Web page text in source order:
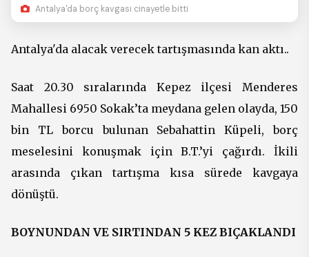
Antalya'da borç kavgası cinayetle bitti
Antalya'da alacak verecek tartışmasında kan aktı..
Saat 20.30 sıralarında Kepez ilçesi Menderes
Mahallesi 6950 Sokak’ta meydana gelen olayda, 150
bin TL borcu bulunan Sebahattin Küpeli, borç
meselesini konuşmak için B.T.’yi çağırdı. İkili
arasında çıkan tartışma kısa sürede kavgaya
dönüştü.
BOYNUNDAN VE SIRTINDAN 5 KEZ BIÇAKLANDI